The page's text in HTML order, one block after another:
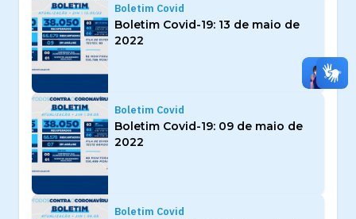
Boletim Covid
Boletim Covid-19: 13 de maio de
2022
Boletim Covid
Boletim Covid-19: 09 de maio de
2022
Boletim Covid